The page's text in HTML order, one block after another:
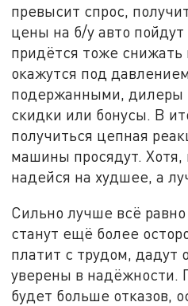
превысит спрос,
цены на б/у авто
придётся тоже
окажутся под
подержанными, дилеры
скидки или бонусы. В
получиться цепная
машины просядут. Хотя,
надейся на худшее, а
Сильно лучше всё
станут ещё более
платит с трудом, дадут
уверены в надёжности.
будет больше отказов,